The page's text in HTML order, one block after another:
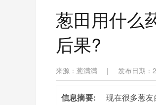
葱田用什么
后果?
来源：葱满满 | 发布日期：
信息摘要: 现在很多葱